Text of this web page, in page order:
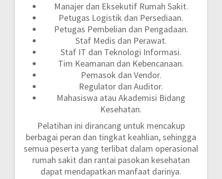
Manajer dan Eksekutif Rumah Sakit.
Petugas Logistik dan Persediaan.
Petugas Pembelian dan Pengadaan.
Staf Medis dan Perawat.
Staf IT dan Teknologi Informasi.
Tim Keamanan dan Kebencanaan.
Pemasok dan Vendor.
Regulator dan Auditor.
Mahasiswa atau Akademisi Bidang
Kesehatan.
Pelatihan ini dirancang untuk mencakup
berbagai peran dan tingkat keahlian, sehingga
semua peserta yang terlibat dalam operasional
rumah sakit dan rantai pasokan kesehatan
dapat mendapatkan manfaat darinya.